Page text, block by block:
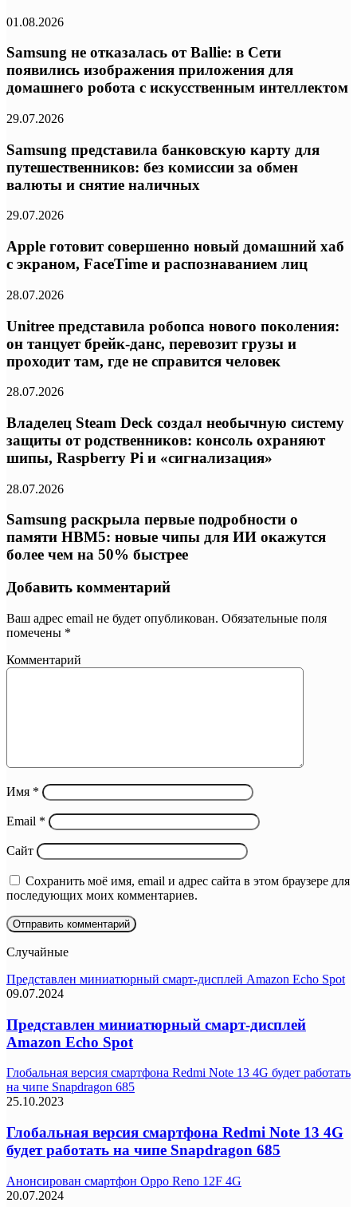
01.08.2026
Samsung не отказалась от Ballie: в Сети
появились изображения приложения для
домашнего робота с искусственным интеллектом
29.07.2026
Samsung представила банковскую карту для
путешественников: без комиссии за обмен
валюты и снятие наличных
29.07.2026
Apple готовит совершенно новый домашний хаб
с экраном, FaceTime и распознаванием лиц
28.07.2026
Unitree представила робопса нового поколения:
он танцует брейк-данс, перевозит грузы и
проходит там, где не справится человек
28.07.2026
Владелец Steam Deck создал необычную систему
защиты от родственников: консоль охраняют
шипы, Raspberry Pi и «сигнализация»
28.07.2026
Samsung раскрыла первые подробности о
памяти HBM5: новые чипы для ИИ окажутся
более чем на 50% быстрее
Добавить комментарий
Ваш адрес email не будет опубликован. Обязательные поля
помечены *
Комментарий
Имя *
Email *
Сайт
Сохранить моё имя, email и адрес сайта в этом браузере для
последующих моих комментариев.
Случайные
Представлен миниатюрный смарт-дисплей Amazon Echo Spot
09.07.2024
Представлен миниатюрный смарт-дисплей
Amazon Echo Spot
Глобальная версия смартфона Redmi Note 13 4G будет работать
на чипе Snapdragon 685
25.10.2023
Глобальная версия смартфона Redmi Note 13 4G
будет работать на чипе Snapdragon 685
Анонсирован смартфон Oppo Reno 12F 4G
20.07.2024